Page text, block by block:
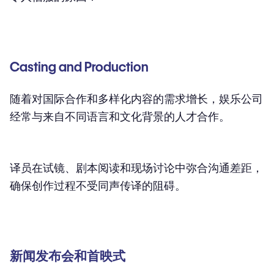
Casting and Production
随着对国际合作和多样化内容的需求增长，娱乐公司
经常与来自不同语言和文化背景的人才合作。
译员在试镜、剧本阅读和现场讨论中弥合沟通差距，
确保创作过程不受同声传译的阻碍。
新闻发布会和首映式